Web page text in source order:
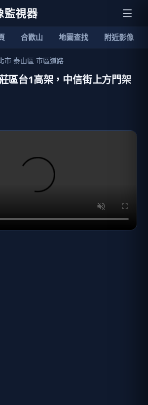
監視器
合歡山 地圖查找 附近影像
市 泰山區 市區道路
區台1高架，中信街上方門架